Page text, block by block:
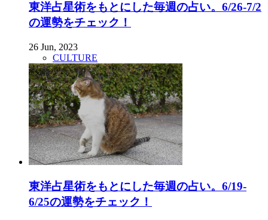
東洋占星術をもとにした毎週の占い。6/26-7/2
の運勢をチェック！
26 Jun, 2023
CULTURE
東洋占星術をもとにした毎週の占い。6/19-
6/25の運勢をチェック！